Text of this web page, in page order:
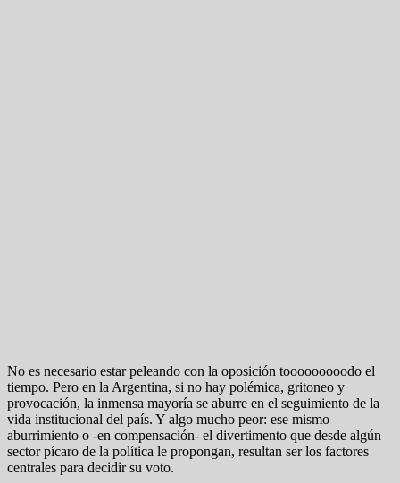
No es necesario estar peleando con la oposición tooooooooodo el
tiempo. Pero en la Argentina, si no hay polémica, gritoneo y
provocación, la inmensa mayoría se aburre en el seguimiento de la
vida institucional del país. Y algo mucho peor: ese mismo
aburrimiento o -en compensación- el divertimento que desde algún
sector pícaro de la política le propongan, resultan ser los factores
centrales para decidir su voto.